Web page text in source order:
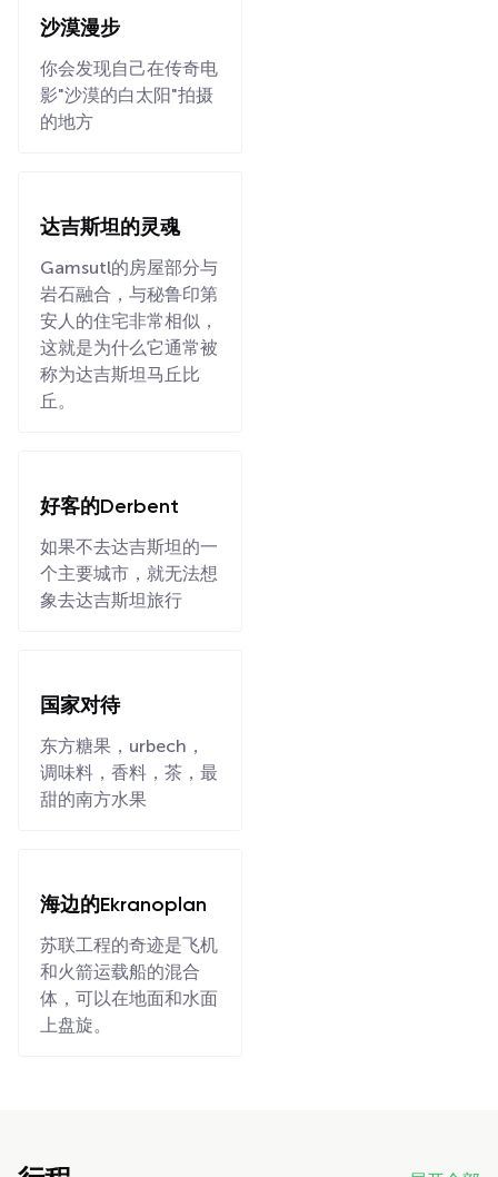
沙漠漫步
你会发现自己在传奇电
影"沙漠的白太阳"拍摄
的地方
达吉斯坦的灵魂
Gamsutl的房屋部分与
岩石融合，与秘鲁印第
安人的住宅非常相似，
这就是为什么它通常被
称为达吉斯坦马丘比
丘。
好客的Derbent
如果不去达吉斯坦的一
个主要城市，就无法想
象去达吉斯坦旅行
国家对待
东方糖果，urbech，
调味料，香料，茶，最
甜的南方水果
海边的Ekranoplan
苏联工程的奇迹是飞机
和火箭运载船的混合
体，可以在地面和水面
上盘旋。